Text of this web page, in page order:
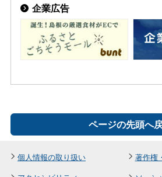
企業広告
ページの先頭へ
個人情報の取り扱い
著作権